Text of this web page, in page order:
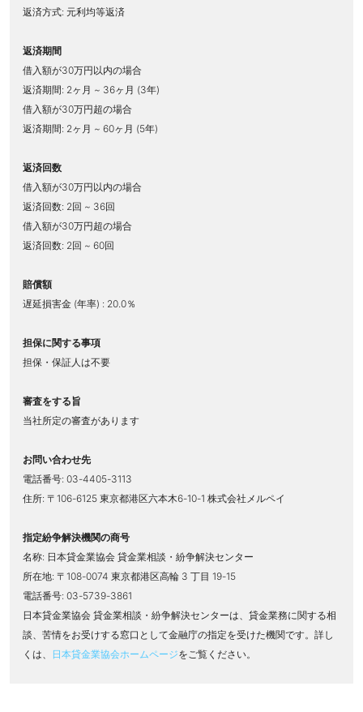
返済方式: 元利均等返済
返済期間
借入額が30万円以内の場合
返済期間: 2ヶ月 ~ 36ヶ月 (3年)
借入額が30万円超の場合
返済期間: 2ヶ月 ~ 60ヶ月 (5年)
返済回数
借入額が30万円以内の場合
返済回数: 2回 ~ 36回
借入額が30万円超の場合
返済回数: 2回 ~ 60回
賠償額
遅延損害金 (年率) : 20.0％
担保に関する事項
担保・保証人は不要
審査をする旨
当社所定の審査があります
お問い合わせ先
電話番号: 03-4405-3113
住所: 〒106-6125 東京都港区六本木6-10-1 株式会社メルペイ
指定紛争解決機関の商号
名称: 日本貸金業協会 貸金業相談・紛争解決センター
所在地: 〒108-0074 東京都港区高輪 3 丁目 19-15
電話番号: 03-5739-3861
日本貸金業協会 貸金業相談・紛争解決センターは、貸金業務に関する相
談、苦情をお受けする窓口として金融庁の指定を受けた機関です。詳し
くは、
日本貸金業協会ホームページをご覧ください。